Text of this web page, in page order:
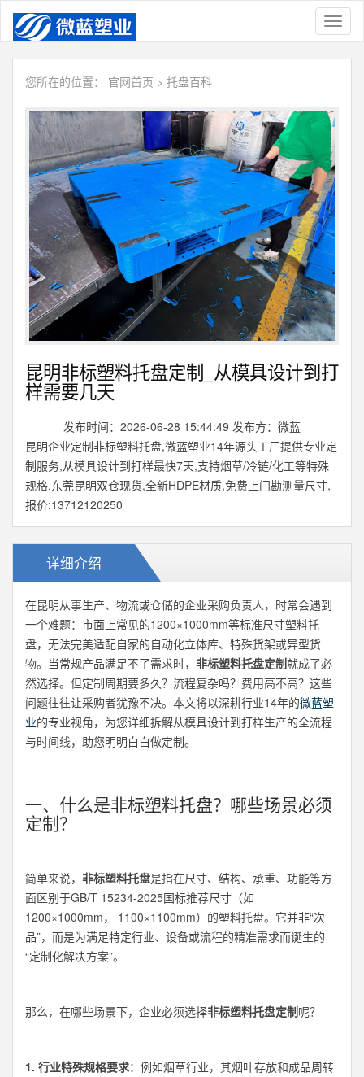
您所在的位置： 官网首页 > 托盘百科
昆明非标塑料托盘定制_从模具设计到打
样需要几天
发布时间：2026-06-28 15:44:49 发布方：微蓝
昆明企业定制非标塑料托盘,微蓝塑业14年源头工厂提供专业定
制服务,从模具设计到打样最快7天,支持烟草/冷链/化工等特殊
规格,东莞昆明双仓现货,全新HDPE材质,免费上门勘测量尺寸,
报价:13712120250
详细介绍
在昆明从事生产、物流或仓储的企业采购负责人，时常会遇到
一个难题：市面上常见的1200×1000mm等标准尺寸塑料托
盘，无法完美适配自家的自动化立体库、特殊货架或异型货
物。当常规产品满足不了需求时， 非标塑料托盘定制就成了必
然选择。但定制周期要多久？流程复杂吗？费用高不高？这些
问题往往让采购者犹豫不决。本文将以深耕行业14年的微蓝塑
业的专业视角，为您详细拆解从模具设计到打样生产的全流程
与时间线，助您明明白白做定制。
一、什么是非标塑料托盘？哪些场景必须
定制？
简单来说， 非标塑料托盘是指在尺寸、结构、承重、功能等方
面区别于GB/T 15234-2025国标推荐尺寸（如
1200×1000mm， 1100×1100mm）的塑料托盘。它并非“次
品”，而是为满足特定行业、设备或流程的精准需求而诞生的
“定制化解决方案”。
那么，在哪些场景下，企业必须选择非标塑料托盘定制呢？
1. 行业特殊规格要求：例如烟草行业，其烟叶存放和成品周转